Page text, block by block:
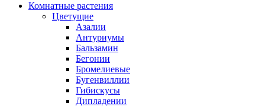
Комнатные растения
Цветущие
Азалии
Антуриумы
Бальзамин
Бегонии
Бромелиевые
Бугенвиллии
Гибискусы
Дипладении